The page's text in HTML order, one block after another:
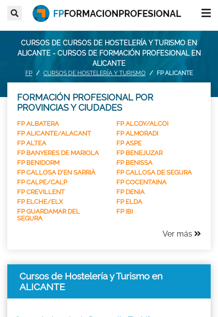
CURSOS DE CURSOS DE HOSTELERÍA Y TURISMO EN
ALICANTE - CURSOS DE FORMACIÓN PROFESIONAL EN
ALICANTE
FP CURSOS DE HOSTELERÍA Y TURISMO FP ALICANTE
FORMACIÓN PROFESIONAL POR
PROVINCIAS Y CIUDADES
FP ALBATERA
FP ALCOY/ALCOI
FP ALICANTE/ALACANT
FP ALMORADI
FP ALTEA
FP ASPE
FP BANYERES DE MARIOLA
FP BENEJUZAR
FP BENIDORM
FP BENISSA
FP CALLOSA D'EN SARRIÀ
FP CALLOSA DE SEGURA
FP CALPE/CALP
FP COCENTAINA
FP CREVILLENT
FP DENIA
FP ELCHE/ELX
FP ELDA
FP GUARDAMAR DEL
SEGURA
FP IBI
Ver más
Cursos de Hostelería y Turismo en
ALICANTE